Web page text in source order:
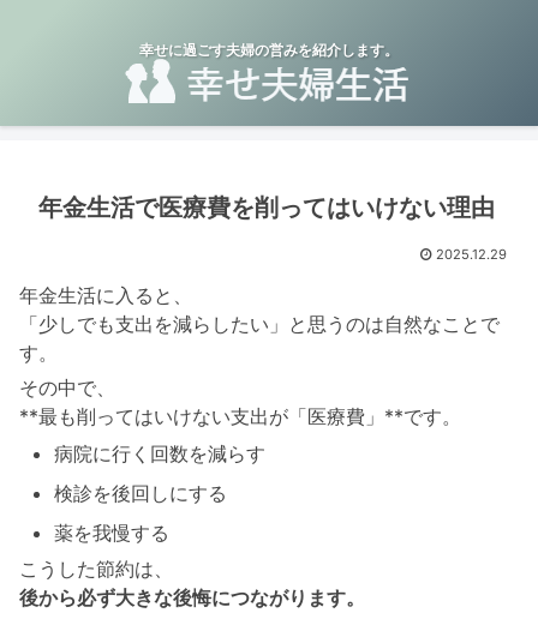
幸せに過ごす夫婦の営みを紹介します。
年金生活で医療費を削ってはいけない理由
2025.12.29
年金生活に入ると、
「少しでも支出を減らしたい」と思うのは自然なことで
す。
その中で、
**最も削ってはいけない支出が「医療費」**です。
病院に行く回数を減らす
検診を後回しにする
薬を我慢する
こうした節約は、
後から必ず大きな後悔につながります。